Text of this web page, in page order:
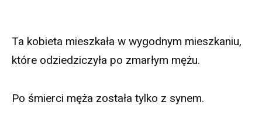
Ta kobieta mieszkała w wygodnym mieszkaniu,
które odziedziczyła po zmarłym mężu.
Po śmierci męża została tylko z synem.